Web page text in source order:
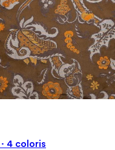
4 coloris